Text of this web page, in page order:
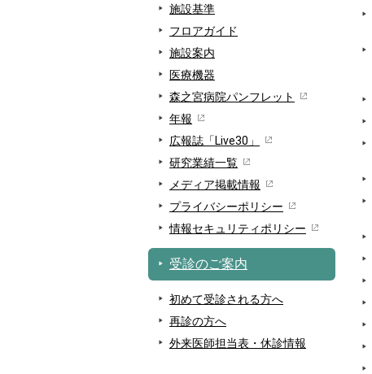
施設基準
フロアガイド
施設案内
医療機器
森之宮病院パンフレット
年報
広報誌「Live30」
研究業績一覧
メディア掲載情報
プライバシーポリシー
情報セキュリティポリシー
受診のご案内
初めて受診される方へ
再診の方へ
外来医師担当表・休診情報